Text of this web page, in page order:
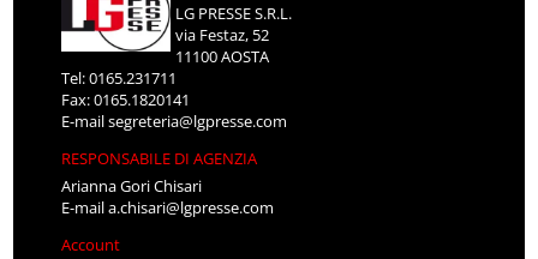
LG PRESSE S.R.L.
via Festaz, 52
11100 AOSTA
Tel: 0165.231711
Fax: 0165.1820141
E-mailsegreteria@lgpresse.com
RESPONSABILE DI AGENZIA
Arianna Gori Chisari
E-maila.chisari@lgpresse.com
Account